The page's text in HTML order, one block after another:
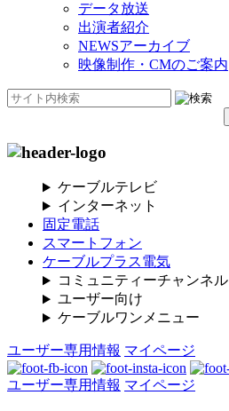
データ放送
出演者紹介
NEWSアーカイブ
映像制作・CMのご案内
ケーブルテレビ
インターネット
固定電話
スマートフォン
ケーブルプラス電気
コミュニティーチャンネル
ユーザー向け
ケーブルワンメニュー
ユーザー専用情報 マイページ
ユーザー専用情報 マイページ